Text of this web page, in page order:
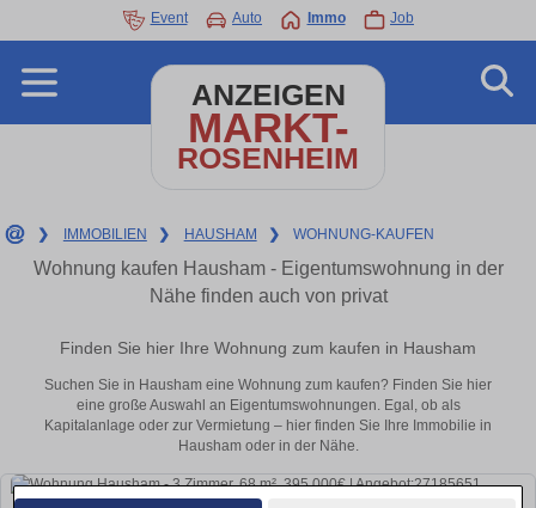
Event Auto Immo Job
ANZEIGEN
MARKT-
ROSENHEIM
❯ IMMOBILIEN ❯ HAUSHAM ❯ WOHNUNG-KAUFEN
Wohnung kaufen Hausham - Eigentumswohnung in der
Nähe finden auch von privat
Finden Sie hier Ihre Wohnung zum kaufen in Hausham
Suchen Sie in Hausham eine Wohnung zum kaufen? Finden Sie hier
eine große Auswahl an Eigentumswohnungen. Egal, ob als
Kapitalanlage oder zur Vermietung – hier finden Sie Ihre Immobilie in
Hausham oder in der Nähe.